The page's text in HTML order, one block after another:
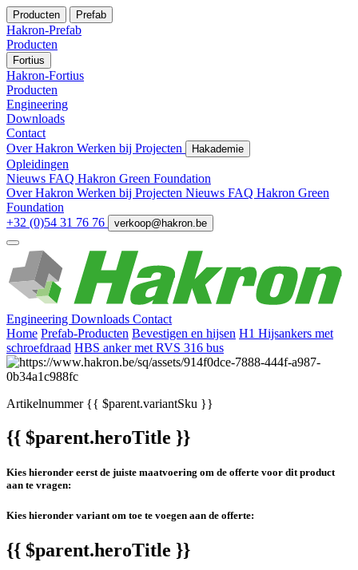
Producten Prefab
Hakron-Prefab
Producten
Fortius
Hakron-Fortius
Producten
Engineering
Downloads
Contact
Over Hakron Werken bij Projecten Hakademie
Opleidingen
Nieuws FAQ Hakron Green Foundation
Over Hakron Werken bij Projecten Nieuws FAQ Hakron Green
Foundation
+32 (0)54 31 76 76
verkoop@hakron.be
Engineering Downloads Contact
Home Prefab-Producten Bevestigen en hijsen H1 Hijsankers met
schroefdraad HBS anker met RVS 316 bus
Artikelnummer{{ $parent.variantSku }}
{{ $parent.heroTitle }}
Kies hieronder eerst de juiste maatvoering om de offerte voor dit product
aan te vragen:
Kies hieronder variant om toe te voegen aan de offerte:
{{ $parent.heroTitle }}